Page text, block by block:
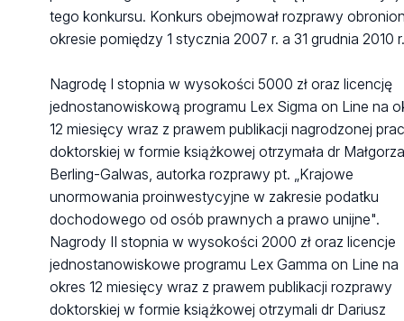
XXVI Ogólnopolska Studencka Konferencja Naukowa
- 08.05.2023 r. pt. "Współczesne problemy
XXV Ogólnopolska Studencka Konferencja Naukowa
13.12.2022 r. pt. "Współczesne problemy orzecznictwa
sądowego w sprawach podatkowych"
XXIV Ogólnopolska Studencka Konferencja Naukowa
14.12.2021 r. pt. "Współczesne problemy orzecznictwa
sądowego w sprawach podatkowych"
XXIII Ogólnopolska Studencka Konferencja Naukowa
15.12.2020 r. pt. "Współczesne problemy orzecznictwa
sądowego w sprawach podatkowych"
tego konkursu. Konkurs obejmował rozprawy
okresie pomiędzy 1 stycznia 2007 r. a 31 grudnia 2010
Nagrodę I stopnia w wysokości 5000 zł oraz licencję
jednostanowiskową programu Lex Sigma on Line na
12 miesięcy wraz z prawem publikacji nagrodzonej
doktorskiej w formie książkowej otrzymała dr
Berling-Galwas, autorka rozprawy pt. „Krajowe
unormowania proinwestycyjne w zakresie podatku
dochodowego od osób prawnych a prawo unijne".
Nagrody II stopnia w wysokości 2000 zł oraz licencje
jednostanowiskowe programu Lex Gamma on Line na
okres 12 miesięcy wraz z prawem publikacji rozprawy
doktorskiej w formie książkowej otrzymali dr Dariusz